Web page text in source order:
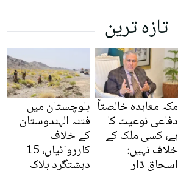
تازہ ترین
مکہ معاہدہ خالصتاً
دفاعی نوعیت کا
ہے، کسی ملک کے
خلاف نہیں:
اسحاق ڈار
بلوچستان میں
فتنہ الہندوستان
کے خلاف
کارروائیاں، 15
دہشتگرد ہلاک